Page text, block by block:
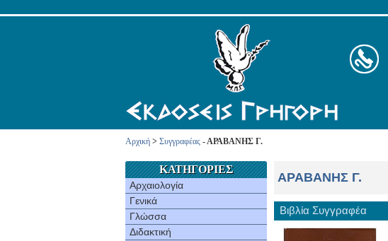
Αρχική > Συγγραφέας - ΑΡΑΒΑΝΗΣ Γ.
ΚΑΤΗΓΟΡΙΕΣ
Αρχαιολογία
Γενικά
Γλώσσα
Διδακτική
ΑΡΑΒΑΝΗΣ Γ.
Βιβλία Συγγραφέα